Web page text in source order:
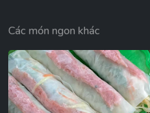
Các món ngon khác